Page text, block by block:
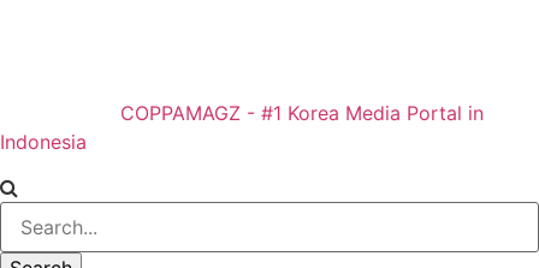
COPPAMAGZ - #1 Korea Media Portal in
Indonesia